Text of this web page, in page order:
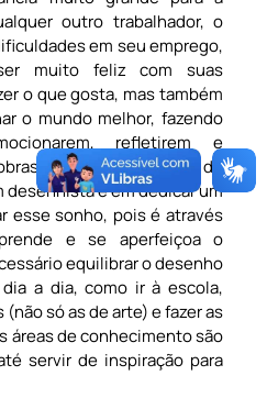
outro trabalhador, o
em seu emprego,
muito feliz com suas
o que gosta, mas também
o mundo melhor, fazendo
refletirem e
Assim, não há nada de
desenhista e em dedicar um
esse sonho, pois é através
e se aperfeiçoa o
equilibrar o desenho
a dia, como ir à escola,
só as de arte) e fazer as
áreas de conhecimento são
servir de inspiração para